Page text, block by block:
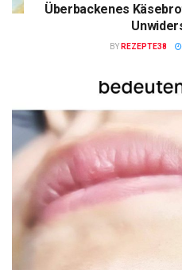
Überbackenes
BY REZEPTE38